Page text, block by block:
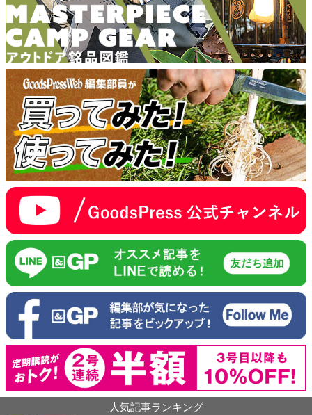
人気記事ランキング